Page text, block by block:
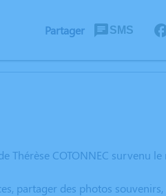
Partager SMS
Thérèse COTONNEC survenu
partager des photos